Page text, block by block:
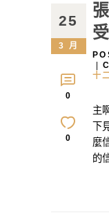
25
3 月
0
0
十
主
下
麼
的